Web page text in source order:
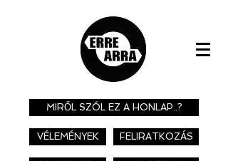
MIRŐL SZÓL EZ A HONLAP..?
VÉLEMÉNYEK FELIRATKOZÁS